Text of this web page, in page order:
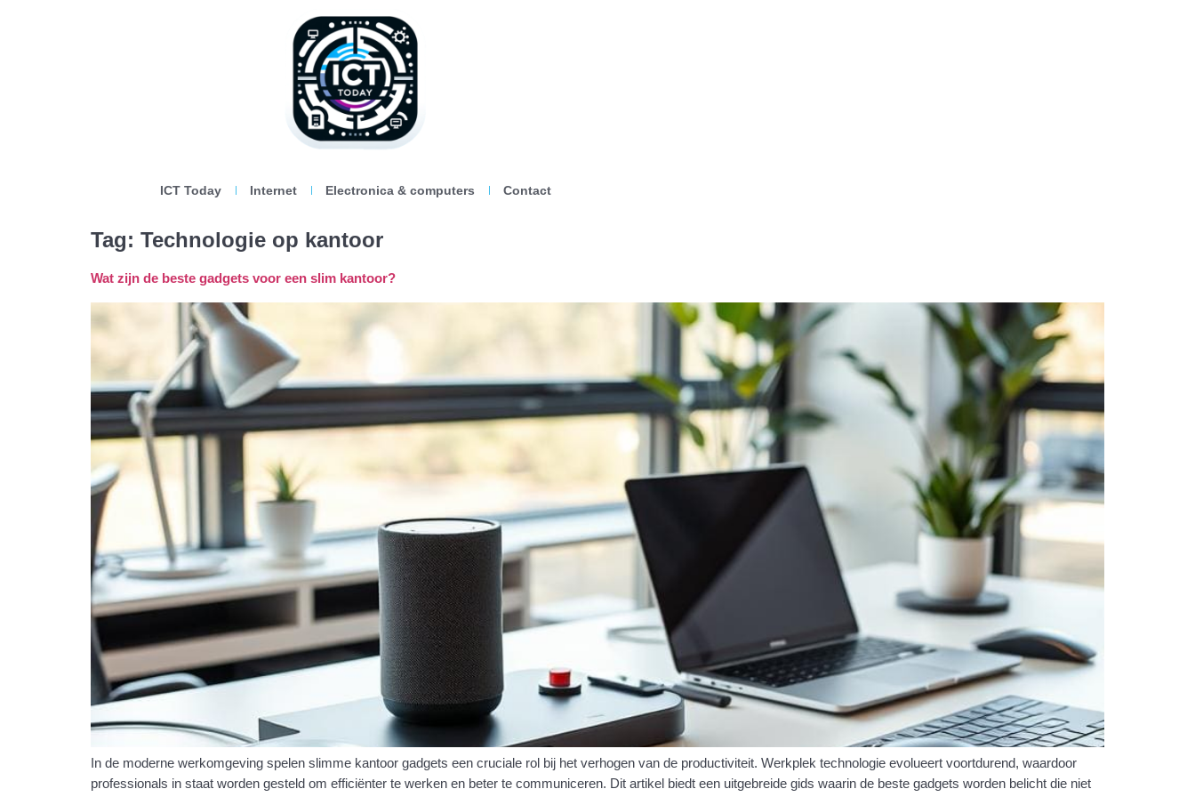
ICT Today Internet Electronica & computers Contact
Tag: Technologie op kantoor
Wat zijn de beste gadgets voor een slim kantoor?
In de moderne werkomgeving spelen slimme kantoor gadgets een cruciale rol bij het verhogen van de productiviteit. Werkplek technologie evolueert voortdurend, waardoor
professionals in staat worden gesteld om efficiënter te werken en beter te communiceren. Dit artikel biedt een uitgebreide gids waarin de beste gadgets worden belicht die niet